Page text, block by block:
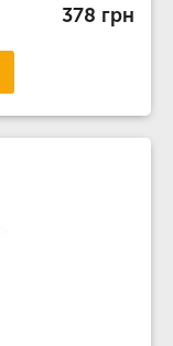
378 грн